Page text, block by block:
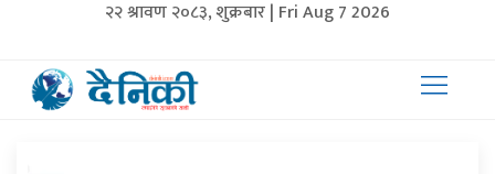
२२ श्रावण २०८३, शुक्रबार | Fri Aug 7 2026